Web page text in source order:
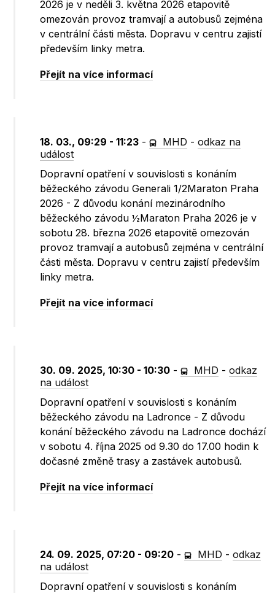
2026 je v neděli 3. května 2026 etapovitě
omezován provoz tramvají a autobusů zejména
v centrální části města. Dopravu v centru zajistí
především linky metra.
Přejít na více informací
18. 03., 09:29 - 11:23 - MHD -odkaz na
událost
Dopravní opatření v souvislosti s konáním
běžeckého závodu Generali 1/2Maraton Praha
2026 - Z důvodu konání mezinárodního
běžeckého závodu ½Maraton Praha 2026 je v
sobotu 28. března 2026 etapovitě omezován
provoz tramvají a autobusů zejména v centrální
části města. Dopravu v centru zajistí především
linky metra.
Přejít na více informací
30. 09. 2025, 10:30 - 10:30 - MHD -odkaz
na událost
Dopravní opatření v souvislosti s konáním
běžeckého závodu na Ladronce - Z důvodu
konání běžeckého závodu na Ladronce dochází
v sobotu 4. října 2025 od 9.30 do 17.00 hodin k
dočasné změně trasy a zastávek autobusů.
Přejít na více informací
24. 09. 2025, 07:20 - 09:20 - MHD -odkaz
na událost
Dopravní opatření v souvislosti s konáním